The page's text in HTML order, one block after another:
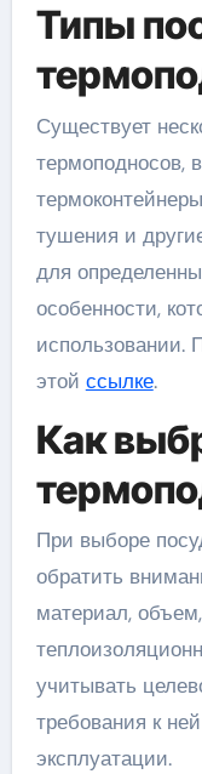
Типы
Существует
термоподносов,
тушения и
для
особенности,
использовании.
этой ссылке.
Как
При выборе
обратить
материал,
учитывать
требования к
эксплуатации.